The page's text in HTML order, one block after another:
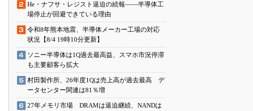
He・ナフサ・レジスト逼迫の続報――半導体工
場停止が回避できている理由
令和8年熊本地震、半導体メーカー工場の対応
状況【8/4 19時10分更新】
ソニー半導体は1Q過去最高益、スマホ市況停滞
も主要顧客ら拡大
村田製作所、26年度1Qは売上高が過去最高 デ
ータセンター関連は81％増
27年メモリ市場 DRAMは逼迫継続、NANDは